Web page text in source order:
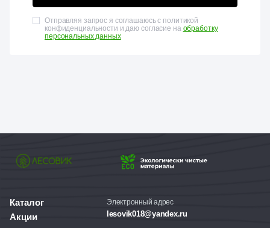
Отправляя запрос я соглашаюсь с политикой
конфиденциальности и даю согласие на обработку
персональных данных
Каталог
Акции
Электронный адрес
lesovik018@yandex.ru